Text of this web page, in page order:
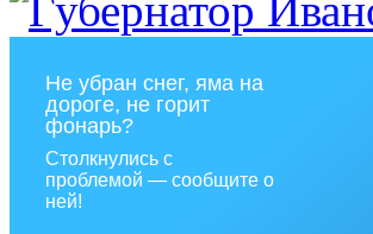
Не убран снег, яма на
дороге, не горит
фонарь?
Столкнулись с
проблемой — сообщите о
ней!